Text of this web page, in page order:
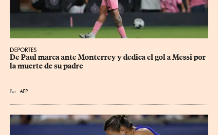
DEPORTES
De Paul marca ante Monterrey y dedica el gol a Messi por
la muerte de su padre
Por AFP